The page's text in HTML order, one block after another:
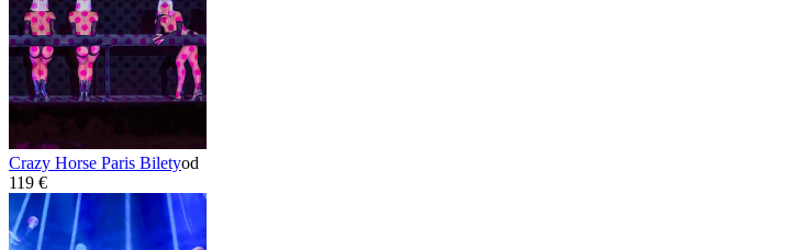
Crazy Horse Paris Biletyod
119 €